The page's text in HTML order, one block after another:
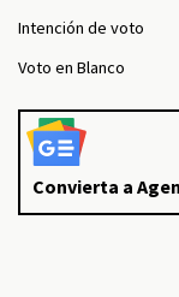
Intención de voto
Voto en Blanco
Convierta a